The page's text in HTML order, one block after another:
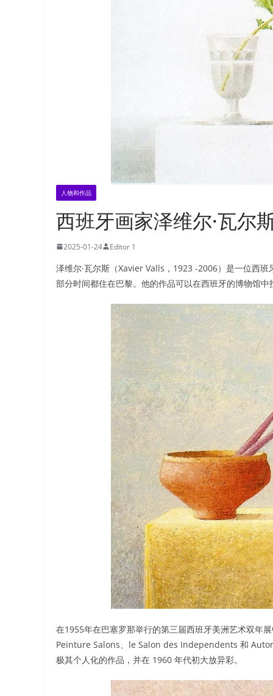
人物和作品
西班牙画家泽维尔·瓦尔
2025-01-24 Editor 1
泽维尔·瓦尔斯（Xavier Valls，1923 -2006）是一位西
部分时间都住在巴黎。他的作品可以在西班牙的博物馆中
在1955年在巴塞罗那举行的第三届西班牙美洲艺术双年
Peinture Salons、le Salon des Independents 和
极其个人化的作品，并在 1960 年代初大放异彩。